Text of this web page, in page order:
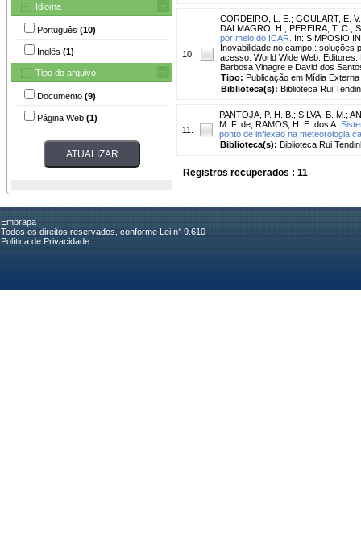
Idioma
Português (10)
Inglês (1)
Tipo do arquivo
Documento (9)
Página Web (1)
10.
CORDEIRO, L. E. ; GOULART, E. V.
DALMAGRO, H. ; PEREIRA, T. C. ;
por meio do ICAR.
In: SIMPOSIO
Inovabilidade no campo : soluções
acesso: World Wide Web.
Barbosa Vinagre e David dos
Tipo: Publicação em Mídia Externa
Biblioteca(s): Biblioteca Rui
11.
PANTOJA, P. H. B. ; SILVA, B. M. ;
M. F. de; RAMOS, H. E. dos A.
ponto de inflexao na meteorologia
Biblioteca(s): Biblioteca Rui
Registros recuperados : 11
Embrapa
Todos os direitos reservados, conforme Lei n° 9.610
Política de Privacidade